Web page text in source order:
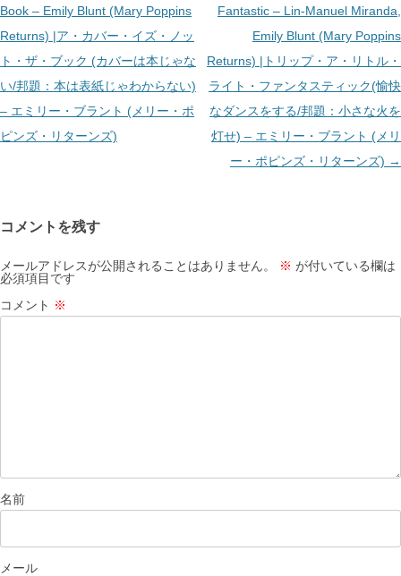
稿
ナ
ビ
ゲ
ー
シ
Book – Emily Blunt (Mary Poppins
Returns) |ア・カバー・イズ・ノッ
ト・ザ・ブック (カバーは本じゃな
い/邦題：本は表紙じゃわからない)
– エミリー・ブラント (メリー・ポ
ピンズ・リターンズ)
Fantastic – Lin-Manuel Miranda,
Emily Blunt (Mary Poppins
Returns) |トリップ・ア・リトル・
ライト・ファンタスティック(愉快
なダンスをする/邦題：小さな火を
灯せ) – エミリー・ブラント (メリ
ー・ポピンズ・リターンズ) →
コメントを残す
メールアドレスが公開されることはありません。 ※ が付いている欄は
必須項目です
コメント ※
名前
メール